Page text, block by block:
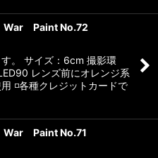
Paint No.72
。 サイズ：6cm 撮影環
レンズ前にオレンジ系
◽️各種クレジットカードで
Paint No.71